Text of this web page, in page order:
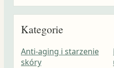
Kategorie
Anti-aging i starzenie
skóry